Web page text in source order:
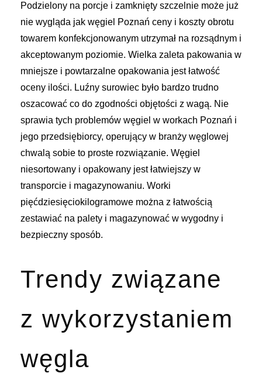
Podzielony na porcje i zamknięty szczelnie może już
nie wygląda jak węgiel Poznań ceny i koszty obrotu
towarem konfekcjonowanym utrzymał na rozsądnym i
akceptowanym poziomie. Wielka zaleta pakowania w
mniejsze i powtarzalne opakowania jest łatwość
oceny ilości. Luźny surowiec było bardzo trudno
oszacować co do zgodności objętości z wagą. Nie
sprawia tych problemów węgiel w workach Poznań i
jego przedsiębiorcy, operujący w branży węglowej
chwalą sobie to proste rozwiązanie. Węgiel
niesortowany i opakowany jest łatwiejszy w
transporcie i magazynowaniu. Worki
pięćdziesięciokilogramowe można z łatwością
zestawiać na palety i magazynować w wygodny i
bezpieczny sposób.
Trendy związane
z wykorzystaniem
węgla